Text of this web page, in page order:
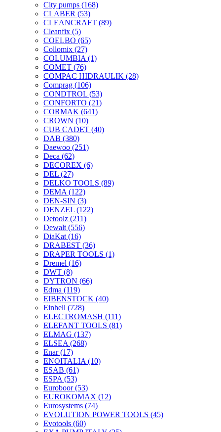
City pumps (168)
CLABER (53)
CLEANCRAFT (89)
Cleanfix (5)
COELBO (65)
Collomix (27)
COLUMBIA (1)
COMET (76)
COMPAC HIDRAULIK (28)
Comprag (106)
CONDTROL (53)
CONFORTO (21)
CORMAK (641)
CROWN (10)
CUB CADET (40)
DAB (380)
Daewoo (251)
Deca (62)
DECOREX (6)
DEL (27)
DELKO TOOLS (89)
DEMA (122)
DEN-SIN (3)
DENZEL (122)
Detoolz (211)
Dewalt (556)
DiaKat (16)
DRABEST (36)
DRAPER TOOLS (1)
Dremel (16)
DWT (8)
DYTRON (66)
Edma (119)
EIBENSTOCK (40)
Einhell (728)
ELECTROMASH (111)
ELEFANT TOOLS (81)
ELMAG (137)
ELSEA (268)
Enar(17)
ENOITALIA (10)
ESAB (61)
ESPA (53)
Euroboor(53)
EUROKOMAX (12)
Eurosystems (74)
EVOLUTION POWER TOOLS (45)
Evotools (60)